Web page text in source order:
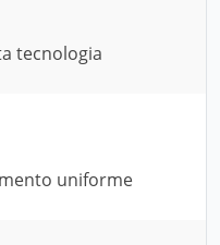
tecnologia
uniforme